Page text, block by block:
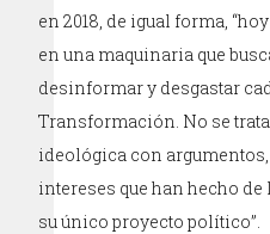
en 2018, de igual forma,
en una maquinaria que
desinformar y desgastar
Transformación. No se
ideológica con
intereses que han hecho
su único proyecto político”.